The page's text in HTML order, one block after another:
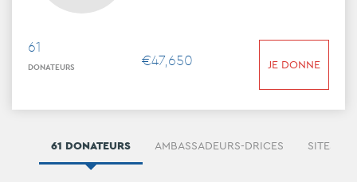
61
DONATEURS €47,650 JE DONNE
61 DONATEURS AMBASSADEURS-DRICES SITES